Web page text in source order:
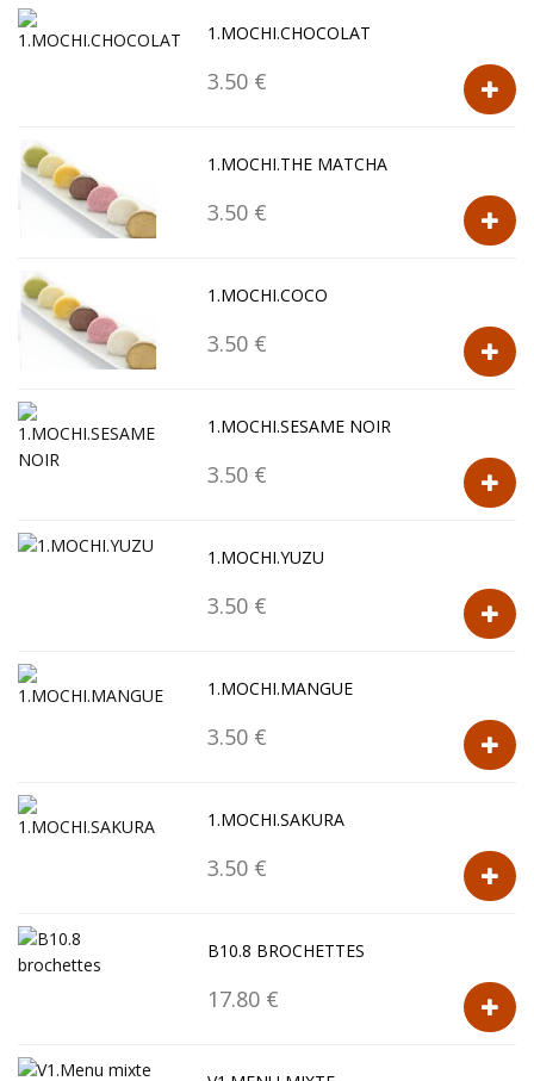
1.MOCHI.CHOCOLAT
3.50 €
1.MOCHI.THE MATCHA
3.50 €
1.MOCHI.COCO
3.50 €
1.MOCHI.SESAME NOIR
3.50 €
1.MOCHI.YUZU
3.50 €
1.MOCHI.MANGUE
3.50 €
1.MOCHI.SAKURA
3.50 €
B10.8 BROCHETTES
17.80 €